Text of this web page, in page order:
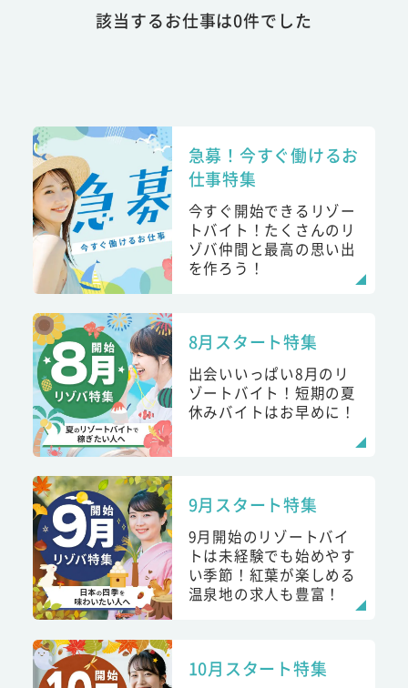
該当するお仕事は0件でした
急募！今すぐ働けるお
仕事特集
今すぐ開始できるリゾー
トバイト！たくさんのリ
ゾバ仲間と最高の思い出
を作ろう！
8月スタート特集
出会いいっぱい8月のリ
ゾートバイト！短期の夏
休みバイトはお早めに！
9月スタート特集
9月開始のリゾートバイ
トは未経験でも始めやす
い季節！紅葉が楽しめる
温泉地の求人も豊富！
10月スタート特集